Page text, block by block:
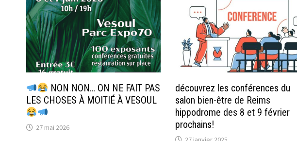
NON NON… ON NE FAIT PAS
LES CHOSES À MOITIÉ À VESOUL
27 mai 2026
découvrez les conférences du
salon bien-être de Reims
hippodrome des 8 et 9 février
prochains!